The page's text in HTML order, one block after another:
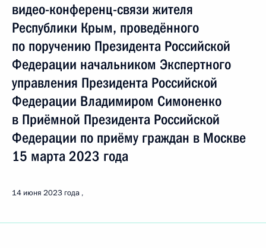
видео-конференц-связи жителя
Республики Крым, проведённого
по поручению Президента Российской
Федерации начальником Экспертного
управления Президента Российской
Федерации Владимиром Симоненко
в Приёмной Президента Российской
Федерации по приёму граждан в Москве
15 марта 2023 года
14 июня 2023 года